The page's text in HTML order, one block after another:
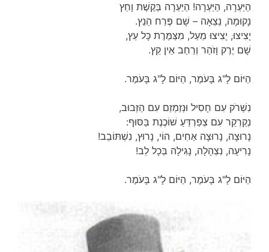
הַיַּעְרָה, הַיַּעְרָה! הַיַּעְרָה בְּקֶשֶׁת וָחֵץ
נָקוּמָה, נֵצֵאָה – שָׁם פֶּרַח הֵנֵץ.
יָצִיצוּ, יָצִיצוּ מֵעַל, מִצַּמֶּרֶת כָּל עֵץ,
שָׁם יֶרֶק וָזֹהַר וְרַחַב אֵין קֵץ.
הַיּוֹם לָ"ג בָּעֹמֶר, הַיּוֹם לָ"ג בָּעֹמֶר.
נִשְׁרֹק עִם חָסִיל וּנְזַמְזֵם עִם הַזְּבוּב,
נְקַרְקֵר עִם צְפַרְדֵּעַ שׁוֹכֶנֶת בַּסּוּף:
נָרוּצָה, נָרוּצָה אַחִים, הוֹי, נָרוּץ, נִשְׁתּוֹבֵב!
נָרִיעָה, נִצְהָלָה, נָגִילָה בְּכָל לֵב!
הַיּוֹם לָ"ג בָּעֹמֶר, הַיּוֹם לָ"ג בָּעֹמֶר.